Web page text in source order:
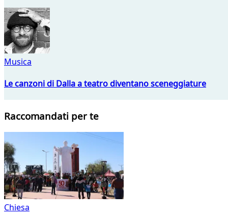
Musica
Le canzoni di Dalla a teatro diventano sceneggiature
Raccomandati per te
Chiesa